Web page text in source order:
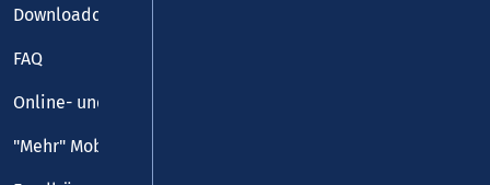
Downloadcenter
FAQ
Online- und Handy-Tickets
"Mehr" Mobilität